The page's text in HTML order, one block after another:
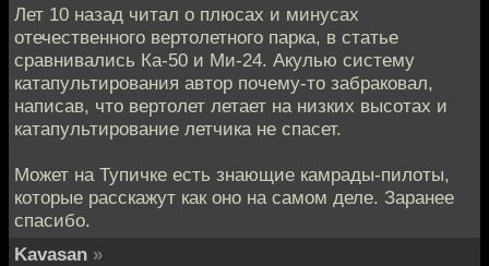
Лет 10 назад читал о плюсах и минусах
отечественного вертолетного парка, в статье
сравнивались Ка-50 и Ми-24. Акулью систему
катапультирования автор почему-то забраковал,
написав, что вертолет летает на низких высотах и
катапультирование летчика не спасет.
Может на Тупичке есть знающие камрады-пилоты,
которые расскажут как оно на самом деле. Заранее
спасибо.
Kavasan »